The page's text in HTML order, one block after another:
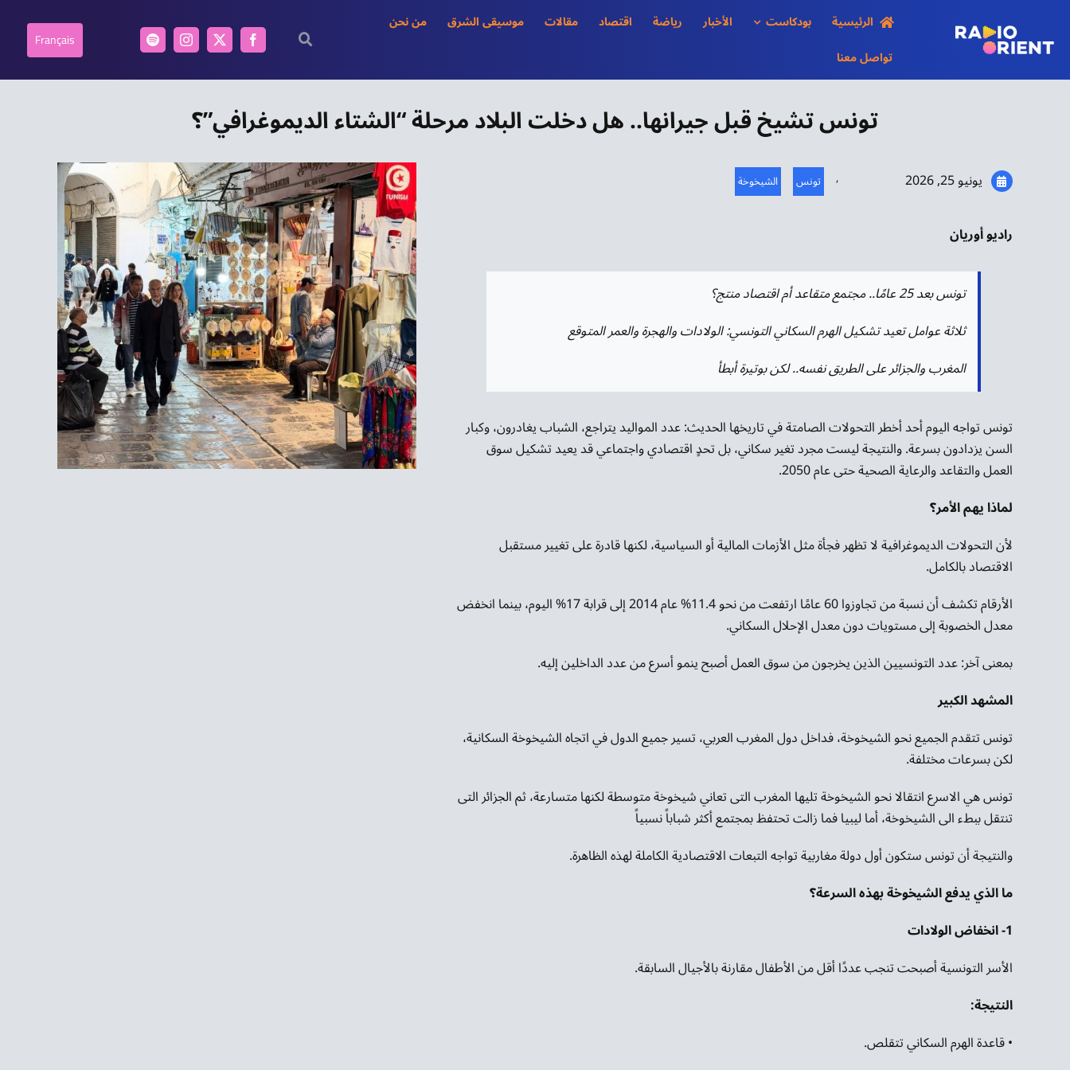
content
الرئيسية بودكاست الأخبار رياضة اقتصاد مقالات موسيقى الشرق
من نحن
تواصل معنا
Français
تونس تشيخ قبل جيرانها.. هل دخلت البلاد مرحلة “الشتاء الديموغرافي”؟
يونيو 25, 2026 الشيخوخة , تونس
راديو أوريان
تونس بعد 25 عامًا.. مجتمع متقاعد أم اقتصاد منتج؟
ثلاثة عوامل تعيد تشكيل الهرم السكاني التونسي: الولادات والهجرة والعمر المتوقع
المغرب والجزائر على الطريق نفسه.. لكن بوتيرة أبطأ
تونس تواجه اليوم أحد أخطر التحولات الصامتة في تاريخها الحديث: عدد المواليد يتراجع، الشباب يغادرون، وكبار
السن يزدادون بسرعة. والنتيجة ليست مجرد تغير سكاني، بل تحدٍ اقتصادي واجتماعي قد يعيد تشكيل سوق
العمل والتقاعد والرعاية الصحية حتى عام 2050.
لماذا يهم الأمر؟
لأن التحولات الديموغرافية لا تظهر فجأة مثل الأزمات المالية أو السياسية، لكنها قادرة على تغيير مستقبل
الاقتصاد بالكامل.
الأرقام تكشف أن نسبة من تجاوزوا 60 عامًا ارتفعت من نحو 11.4% عام 2014 إلى قرابة 17% اليوم، بينما انخفض
معدل الخصوبة إلى مستويات دون معدل الإحلال السكاني.
بمعنى آخر: عدد التونسيين الذين يخرجون من سوق العمل أصبح ينمو أسرع من عدد الداخلين إليه.
المشهد الكبير
تونس تتقدم الجميع نحو الشيخوخة، فداخل دول المغرب العربي، تسير جميع الدول في اتجاه الشيخوخة السكانية،
لكن بسرعات مختلفة.
تونس هي الاسرع انتقالا نحو الشيخوخة تليها المغرب التى تعاني شيخوخة متوسطة لكنها متسارعة، ثم الجزائر التى
تنتقل ببطء الى الشيخوخة، أما ليبيا فما زالت تحتفظ بمجتمع أكثر شباباً نسبياً
والنتيجة أن تونس ستكون أول دولة مغاربية تواجه التبعات الاقتصادية الكاملة لهذه الظاهرة.
ما الذي يدفع الشيخوخة بهذه السرعة؟
1- انخفاض الولادات
الأسر التونسية أصبحت تنجب عددًا أقل من الأطفال مقارنة بالأجيال السابقة.
النتيجة:
• قاعدة الهرم السكاني تتقلص.